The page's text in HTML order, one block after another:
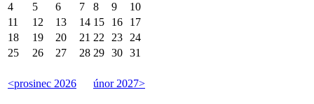
<prosinec 2026 únor 2027>
4
5 6 7 8 9
10
11
12 13 14 15 16
17
18
19 20 21 22 23
24
25
26 27 28 29 30 31